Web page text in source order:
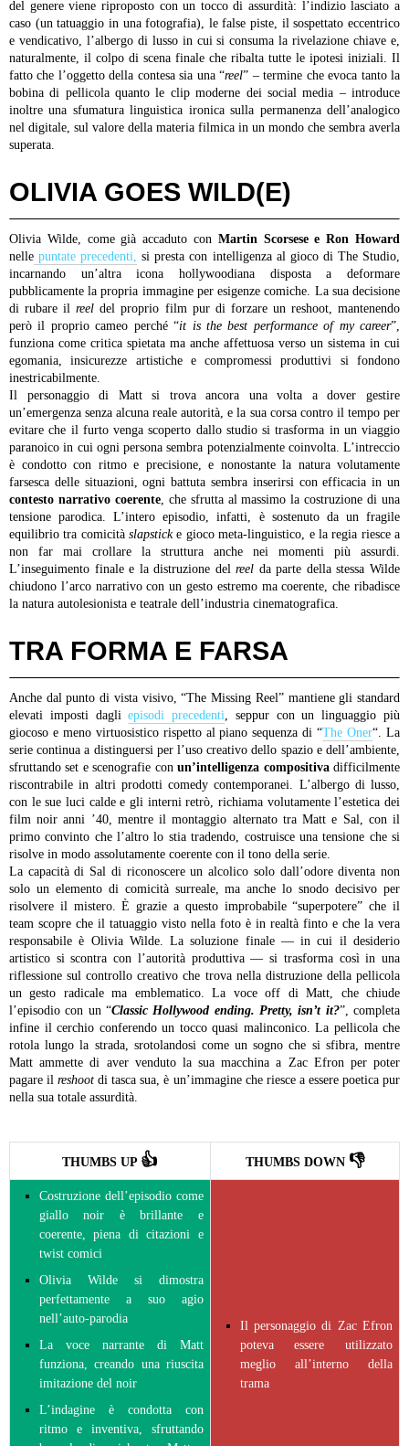
del genere viene riproposto con un tocco di assurdità: l’indizio lasciato a
caso (un tatuaggio in una fotografia), le false piste, il sospettato eccentrico
e vendicativo, l’albergo di lusso in cui si consuma la rivelazione chiave e,
naturalmente, il colpo di scena finale che ribalta tutte le ipotesi iniziali. Il
fatto che l’oggetto della contesa sia una “reel” – termine che evoca tanto la
bobina di pellicola quanto le clip moderne dei social media – introduce
inoltre una sfumatura linguistica ironica sulla permanenza dell’analogico
nel digitale, sul valore della materia filmica in un mondo che sembra averla
superata.
OLIVIA GOES WILD(E)
Olivia Wilde, come già accaduto con Martin Scorsese e Ron Howard
nelle puntate precedenti, si presta con intelligenza al gioco di The Studio,
incarnando un’altra icona hollywoodiana disposta a deformare
pubblicamente la propria immagine per esigenze comiche. La sua decisione
di rubare ilreel del proprio film pur di forzare un reshoot, mantenendo
però il proprio cameo perché “it is the best performance of my career”,
funziona come critica spietata ma anche affettuosa verso un sistema in cui
egomania, insicurezze artistiche e compromessi produttivi si fondono
inestricabilmente.
Il personaggio di Matt si trova ancora una volta a dover gestire
un’emergenza senza alcuna reale autorità, e la sua corsa contro il tempo per
evitare che il furto venga scoperto dallo studio si trasforma in un viaggio
paranoico in cui ogni persona sembra potenzialmente coinvolta. L’intreccio
è condotto con ritmo e precisione, e nonostante la natura volutamente
farsesca delle situazioni, ogni battuta sembra inserirsi con efficacia in un
contesto narrativo coerente, che sfrutta al massimo la costruzione di una
tensione parodica. L’intero episodio, infatti, è sostenuto da un fragile
equilibrio tra comicitàslapsticke gioco meta-linguistico, e la regia riesce a
non far mai crollare la struttura anche nei momenti più assurdi.
L’inseguimento finale e la distruzione delreel da parte della stessa Wilde
chiudono l’arco narrativo con un gesto estremo ma coerente, che ribadisce
la natura autolesionista e teatrale dell’industria cinematografica.
TRA FORMA E FARSA
Anche dal punto di vista visivo, “The Missing Reel” mantiene gli standard
elevati imposti dagliepisodi precedenti, seppur con un linguaggio più
giocoso e meno virtuosistico rispetto al piano sequenza di “The Oner“. La
serie continua a distinguersi per l’uso creativo dello spazio e dell’ambiente,
sfruttando set e scenografie conun’intelligenza compositivadifficilmente
riscontrabile in altri prodotti comedy contemporanei. L’albergo di lusso,
con le sue luci calde e gli interni retrò, richiama volutamente l’estetica dei
film noir anni ’40, mentre il montaggio alternato tra Matt e Sal, con il
primo convinto che l’altro lo stia tradendo, costruisce una tensione che si
risolve in modo assolutamente coerente con il tono della serie.
La capacità di Sal di riconoscere un alcolico solo dall’odore diventa non
solo un elemento di comicità surreale, ma anche lo snodo decisivo per
risolvere il mistero. È grazie a questo improbabile “superpotere” che il
team scopre che il tatuaggio visto nella foto è in realtà finto e che la vera
responsabile è Olivia Wilde. La soluzione finale — in cui il desiderio
artistico si scontra con l’autorità produttiva — si trasforma così in una
riflessione sul controllo creativo che trova nella distruzione della pellicola
un gesto radicale ma emblematico. La voce off di Matt, che chiude
l’episodio con un “Classic Hollywood ending. Pretty, isn’t it?”, completa
infine il cerchio conferendo un tocco quasi malinconico. La pellicola che
rotola lungo la strada, srotolandosi come un sogno che si sfibra, mentre
Matt ammette di aver venduto la sua macchina a Zac Efron per poter
pagare ilreshoot di tasca sua, è un’immagine che riesce a essere poetica pur
nella sua totale assurdità.
THUMBS UP 👍 THUMBS DOWN 👎
Costruzione dell’episodio come
giallo noir è brillante e
coerente, piena di citazioni e
twist comici
Olivia Wilde si dimostra
perfettamente a suo agio
nell’auto-parodia
La voce narrante di Matt
funziona, creando una riuscita
imitazione del noir
L’indagine è condotta con
ritmo e inventiva, sfruttando
Il personaggio di Zac Efron
poteva essere utilizzato
meglio all’interno della
trama